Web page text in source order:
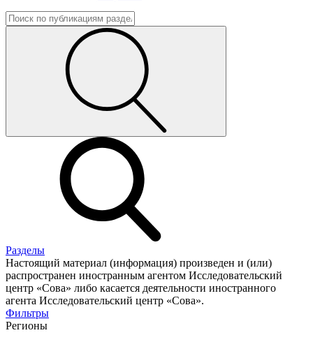
Разделы
Настоящий материал (информация) произведен и (или)
распространен иностранным агентом Исследовательский
центр «Сова» либо касается деятельности иностранного
агента Исследовательский центр «Сова».
Фильтры
Регионы